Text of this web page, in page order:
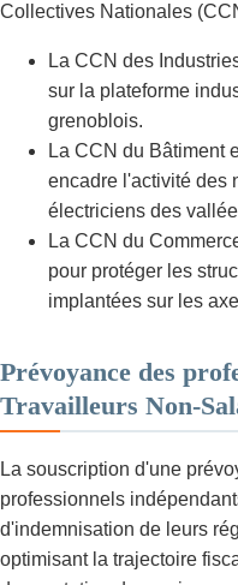
Collectives Nationales
La CCN des
sur la plateforme
grenoblois.
La CCN du Bâtiment
encadre l'activité des
électriciens des
La CCN du
pour protéger les
implantées sur les
Prévoyance des
Travailleurs Non-
La souscription d'une
professionnels
d'indemnisation de leurs
optimisant la trajectoire